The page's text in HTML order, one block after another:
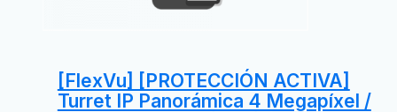
[FlexVu] [PROTECCIÓN ACTIVA]
Turret IP Panorámica 4 Megapíxel /